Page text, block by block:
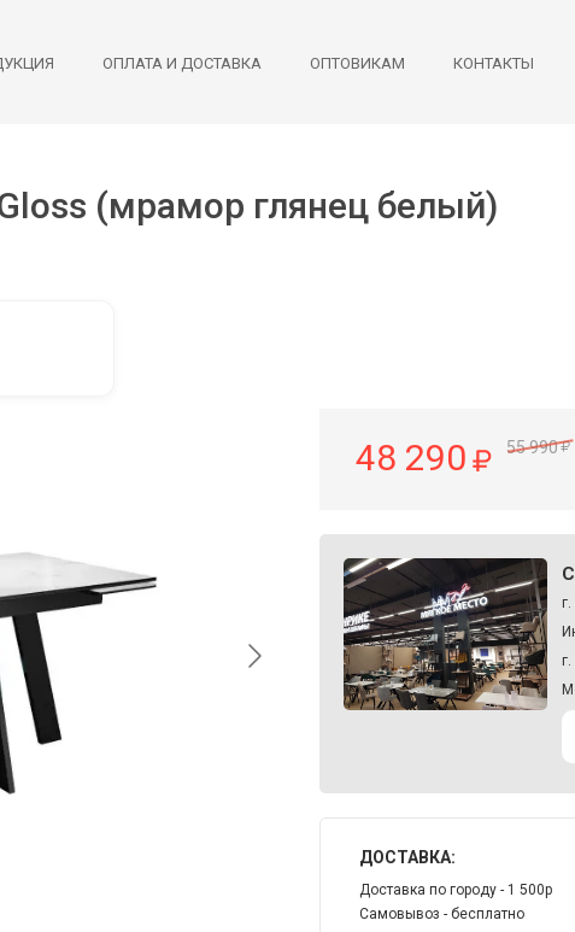
ОПЛАТА И ДОСТАВКА ОПТОВИКАМ КОНТАКТЫ
(мрамор глянец белый)
48 290 55 990
ДОСТАВКА:
Доставка по городу - 1 500р
Самовывоз - бесплатно